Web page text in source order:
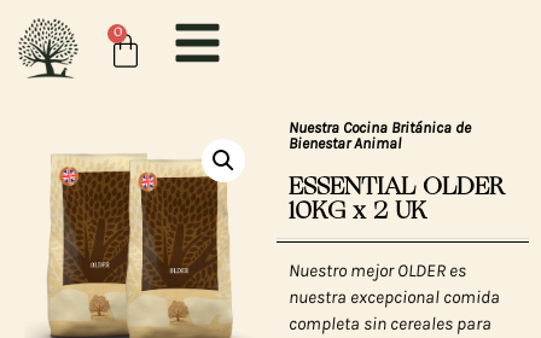
0
Nuestra Cocina Británica de
Bienestar Animal
ESSENTIAL OLDER
10KG x 2 UK
Nuestro mejor OLDER es
nuestra excepcional comida
completa sin cereales para